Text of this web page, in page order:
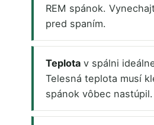
REM spánok.
pred spaním.
Teplota v spálni
Telesná teplota musí
spánok vôbec nastúpil.